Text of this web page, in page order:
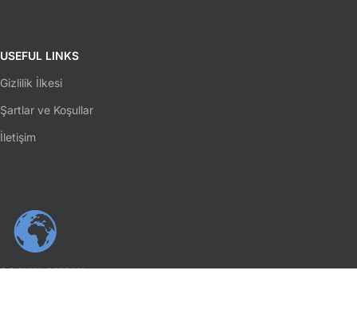
USEFUL LINKS
Gizlilik İlkesi
Şartlar ve Koşullar
İletişim
SOSYAL MEDYA